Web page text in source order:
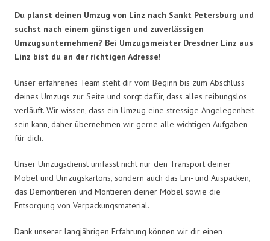
Du planst deinen Umzug von Linz nach Sankt Petersburg und
suchst nach einem günstigen und zuverlässigen
Umzugsunternehmen? Bei Umzugsmeister Dresdner Linz aus
Linz bist du an der richtigen Adresse!
Unser erfahrenes Team steht dir vom Beginn bis zum Abschluss
deines Umzugs zur Seite und sorgt dafür, dass alles reibungslos
verläuft. Wir wissen, dass ein Umzug eine stressige Angelegenheit
sein kann, daher übernehmen wir gerne alle wichtigen Aufgaben
für dich.
Unser Umzugsdienst umfasst nicht nur den Transport deiner
Möbel und Umzugskartons, sondern auch das Ein- und Auspacken,
das Demontieren und Montieren deiner Möbel sowie die
Entsorgung von Verpackungsmaterial.
Dank unserer langjährigen Erfahrung können wir dir einen